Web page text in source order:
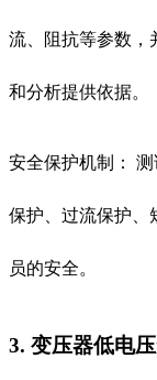
流、阻抗等参数，
和分析提供依据。
安全保护机制：
保护、过流保护、
员的安全。
3. 变压器低电